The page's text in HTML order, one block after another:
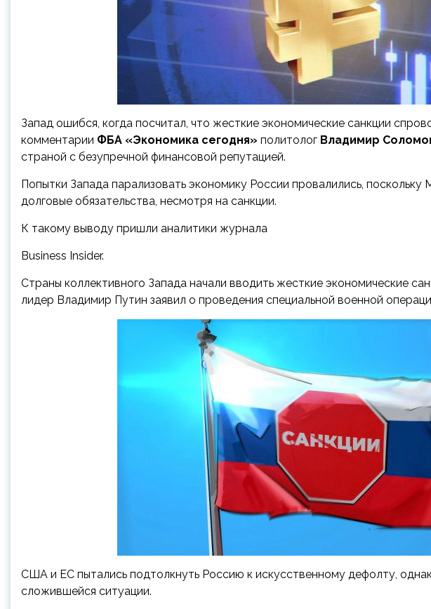
Запад ошибся, когда посчитал, что жесткие экономические санкции
комментарии ФБА «Экономика сегодня» политолог Владимир
страной с безупречной финансовой репутацией.
Попытки Запада парализовать экономику России провалились,
долговые обязательства, несмотря на санкции.
К такому выводу пришли аналитики журнала
Business Insider.
Страны коллективного Запада начали вводить жесткие экономические
лидер Владимир Путин заявил о проведения специальной военной
США и ЕС пытались подтолкнуть Россию к искусственному дефолту,
сложившейся ситуации.